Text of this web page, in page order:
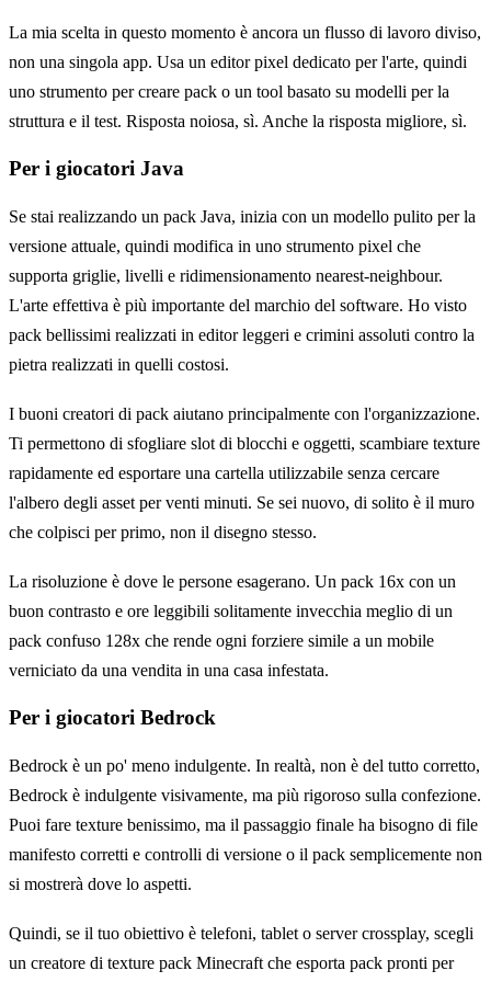
La mia scelta in questo momento è ancora un flusso di lavoro diviso,
non una singola app. Usa un editor pixel dedicato per l'arte, quindi
uno strumento per creare pack o un tool basato su modelli per la
struttura e il test. Risposta noiosa, sì. Anche la risposta migliore, sì.
Per i giocatori Java
Se stai realizzando un pack Java, inizia con un modello pulito per la
versione attuale, quindi modifica in uno strumento pixel che
supporta griglie, livelli e ridimensionamento nearest-neighbour.
L'arte effettiva è più importante del marchio del software. Ho visto
pack bellissimi realizzati in editor leggeri e crimini assoluti contro la
pietra realizzati in quelli costosi.
I buoni creatori di pack aiutano principalmente con l'organizzazione.
Ti permettono di sfogliare slot di blocchi e oggetti, scambiare texture
rapidamente ed esportare una cartella utilizzabile senza cercare
l'albero degli asset per venti minuti. Se sei nuovo, di solito è il muro
che colpisci per primo, non il disegno stesso.
La risoluzione è dove le persone esagerano. Un pack 16x con un
buon contrasto e ore leggibili solitamente invecchia meglio di un
pack confuso 128x che rende ogni forziere simile a un mobile
verniciato da una vendita in una casa infestata.
Per i giocatori Bedrock
Bedrock è un po' meno indulgente. In realtà, non è del tutto corretto,
Bedrock è indulgente visivamente, ma più rigoroso sulla confezione.
Puoi fare texture benissimo, ma il passaggio finale ha bisogno di file
manifesto corretti e controlli di versione o il pack semplicemente non
si mostrerà dove lo aspetti.
Quindi, se il tuo obiettivo è telefoni, tablet o server crossplay, scegli
un creatore di texture pack Minecraft che esporta pack pronti per